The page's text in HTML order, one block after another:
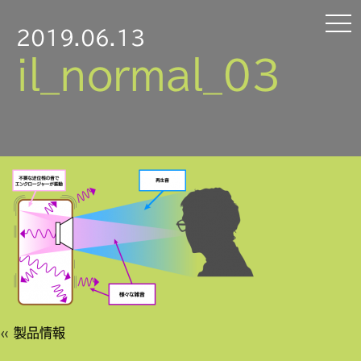
2019.06.13
il_normal_03
« 製品情報